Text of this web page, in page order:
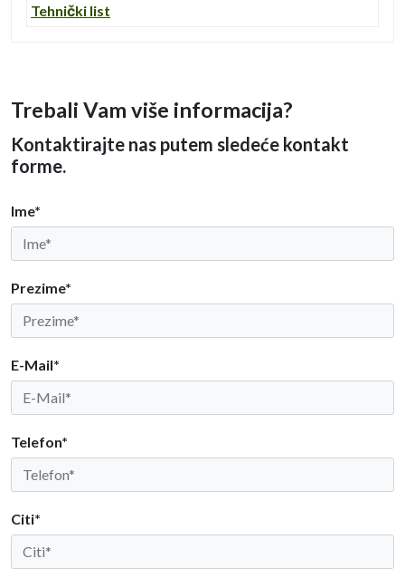
Tehnički list
Trebali Vam više informacija?
Kontaktirajte nas putem sledeće kontakt
forme.
Ime*
Prezime*
E-Mail*
Telefon*
Citi*